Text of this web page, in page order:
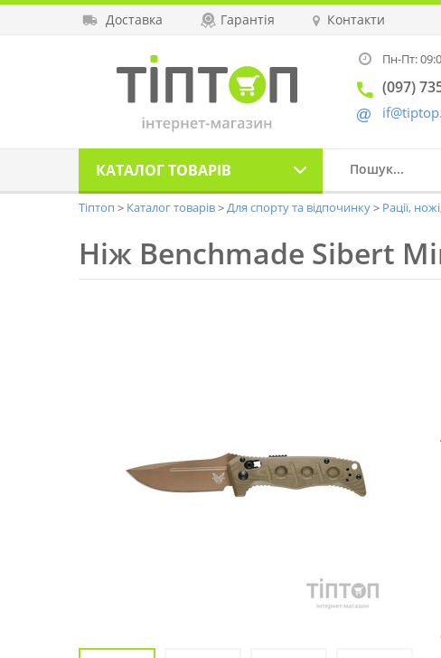
Доставка Гарантія Контакти
Пн-Пт:
(097)
КАТАЛОГТОВАРІВ
Тіптоп Каталог товарів Для спорту та відпочинку Рації,
Ніж Benchmade Sibert